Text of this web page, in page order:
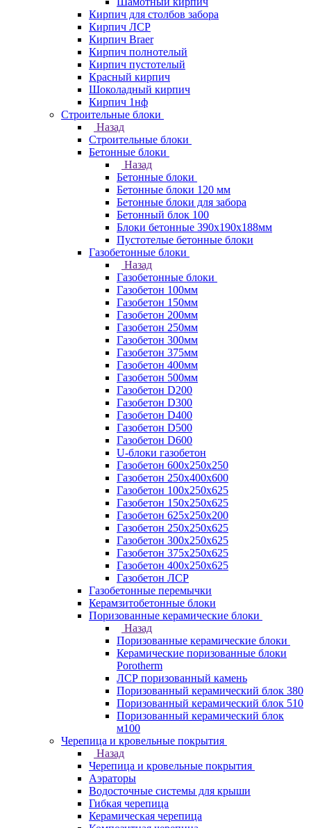
Кирпич для столбов забора
Кирпич ЛСР
Кирпич Braer
Кирпич полнотелый
Кирпич пустотелый
Красный кирпич
Шоколадный кирпич
Кирпич 1нф
Строительные блоки
Назад
Строительные блоки
Бетонные блоки
Назад
Бетонные блоки
Бетонные блоки 120 мм
Бетонные блоки для забора
Бетонный блок 100
Блоки бетонные 390х190х188мм
Пустотелые бетонные блоки
Газобетонные блоки
Назад
Газобетонные блоки
Газобетон 100мм
Газобетон 150мм
Газобетон 200мм
Газобетон 250мм
Газобетон 300мм
Газобетон 375мм
Газобетон 400мм
Газобетон 500мм
Газобетон D200
Газобетон D300
Газобетон D400
Газобетон D500
Газобетон D600
U-блоки газобетон
Газобетон 600x250x250
Газобетон 250x400x600
Газобетон 100х250х625
Газобетон 150х250х625
Газобетон 625х250х200
Газобетон 250х250х625
Газобетон 300х250х625
Газобетон 375х250х625
Газобетон 400х250х625
Газобетон ЛСР
Газобетонные перемычки
Керамзитобетонные блоки
Поризованные керамические блоки
Назад
Поризованные керамические блоки
Керамические поризованные блоки
Porotherm
ЛСР поризованный камень
Поризованный керамический блок 380
Поризованный керамический блок 510
Поризованный керамический блок
м100
Черепица и кровельные покрытия
Назад
Черепица и кровельные покрытия
Аэраторы
Водосточные системы для крыши
Гибкая черепица
Керамическая черепица